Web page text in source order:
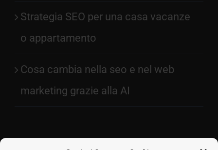
Strategia SEO per una casa vacanze
o appartamento
Cosa cambia nella seo e nel web
marketing grazie alla AI